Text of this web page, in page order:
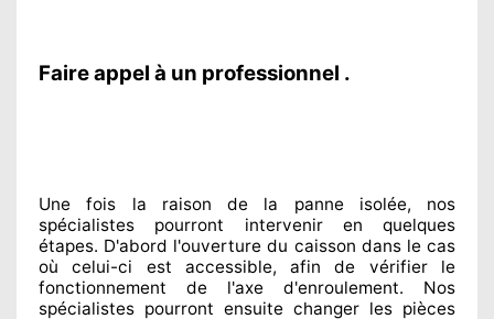
Faire appel à un professionnel .
Une fois la raison de la panne isolée, nos
spécialistes pourront intervenir en quelques
étapes. D'abord l'ouverture du caisson dans le cas
où celui-ci est accessible, afin de vérifier le
fonctionnement de l'axe d'enroulement. Nos
spécialistes pourront ensuite changer les pièces